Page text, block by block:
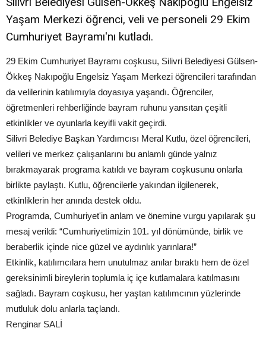
Yaşam Merkezi öğrenci, veli ve personeli 29 Ekim
Cumhuriyet Bayramı'nı kutladı.
29 Ekim Cumhuriyet Bayramı coşkusu, Silivri Belediyesi Gülsen-
Ökkeş Nakıpoğlu Engelsiz Yaşam Merkezi öğrencileri tarafından
da velilerinin katılımıyla doyasıya yaşandı. Öğrenciler,
öğretmenleri rehberliğinde bayram ruhunu yansıtan çeşitli
etkinlikler ve oyunlarla keyifli vakit geçirdi.
Silivri Belediye Başkan Yardımcısı Meral Kutlu, özel öğrencileri,
velileri ve merkez çalışanlarını bu anlamlı günde yalnız
bırakmayarak programa katıldı ve bayram coşkusunu onlarla
birlikte paylaştı. Kutlu, öğrencilerle yakından ilgilenerek,
etkinliklerin her anında destek oldu.
Programda, Cumhuriyet'in anlam ve önemine vurgu yapılarak şu
mesaj verildi: “Cumhuriyetimizin 101. yıl dönümünde, birlik ve
beraberlik içinde nice güzel ve aydınlık yarınlara!”
Etkinlik, katılımcılara hem unutulmaz anılar bıraktı hem de özel
gereksinimli bireylerin toplumla iç içe kutlamalara katılmasını
sağladı. Bayram coşkusu, her yaştan katılımcının yüzlerinde
mutluluk dolu anlarla taçlandı.
Renginar SALİ